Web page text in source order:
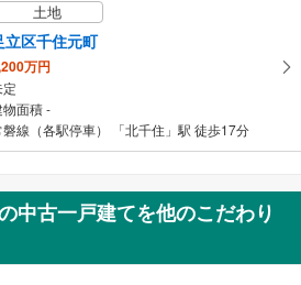
都東村山市萩山町1丁目
土地
立区千住元町
万円
物面積 -
磐線（各駅停車） 「北千住」駅 徒歩17分
中古一戸建てを他のこだわり